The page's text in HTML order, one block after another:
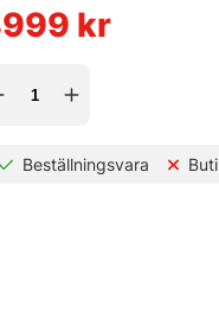
kr
Beställningsvara